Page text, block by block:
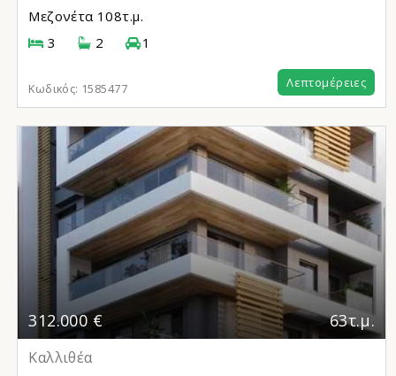
Μεζονέτα 108τ.μ.
3
2 1
Κωδικός: 1585477 Λεπτομέρειες
312.000 € 63τ.μ.
Καλλιθέα